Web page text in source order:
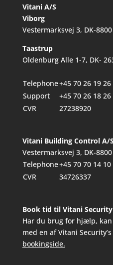
Vitani A/S
Viborg
Vestermarksvej 3, DK-
Taastrup
Oldenburg Alle 1-7, DK-
Telephone+45 70 26 19 26
Support
+45 70 26 18 26
CVR
27238920
Vitani Building Control A/S
Vestermarksvej 3, DK-
Telephone+45 70 70 14 10
CVR
34726337
Book tid til Vitani
Har du brug for hjælp,
med en af Vitani
bookingside.